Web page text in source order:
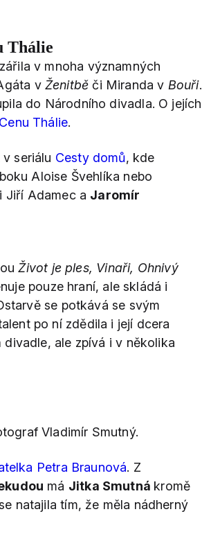
Thálie
v mnoha významných
v Ženitbě či Miranda v Bouři.
do Národního divadla. O jejích
Cenu Thálie.
seriálu Cesty domů, kde
Aloise Švehlíka nebo
Jiří Adamec a Jaromír
Život je ples, Vinaři, Ohnivý
pouze hraní, ale skládá i
se potkává se svým
po ní zdědila i její dcera
divadle, ale zpívá i v několika
Vladimír Smutný.
Petra Braunová. Z
má Jitka Smutná kromě
natajila tím, že měla nádherný